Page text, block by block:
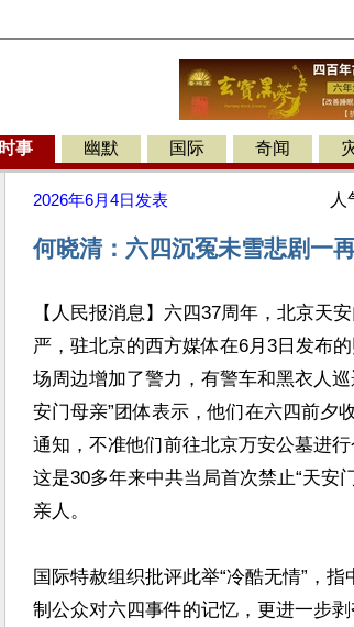
时事 幽默 国际 奇闻
2026年6月4日 发表 人
何晓清：六四沉冤未雪悲剧一
【人民报消息】六四37周年，北京天
严，驻北京的西方媒体在6月3日发布
场周边增加了警力，有警车和黑衣人
安门母亲”团体表示，他们在六四前夕
通知，不准他们前往北京万安公墓进行
这是30多年来中共当局首次禁止“天安
亲人。
国际特赦组织批评此举“冷酷无情”，
制公众对六四事件的记忆，更进一步